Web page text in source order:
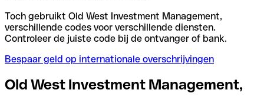
Toch gebruikt Old West Investment Management,
verschillende codes voor verschillende diensten.
Controleer de juiste code bij de ontvanger of bank.
Bespaar geld op internationale overschrijvingen
Old West Investment Management,